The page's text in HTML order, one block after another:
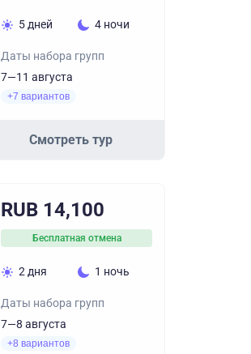
5 дней 4 ночи
Даты набора групп
7—11 августа
+7 вариантов
Смотреть тур
RUB 14,100
Бесплатная отмена
2 дня 1 ночь
Даты набора групп
7—8 августа
+8 вариантов